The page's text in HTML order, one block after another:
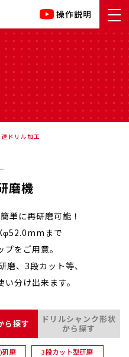
3908
ドリル加工
磨機
簡単に再研磨可能！
まで
をご用意。
、 3段カット等、
分け出来ます。
ら探す
ドリルシャンク形状
から探す
研磨
3段カット型研磨